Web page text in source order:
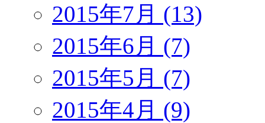
2015年7月 (13)
2015年6月 (7)
2015年5月 (7)
2015年4月 (9)